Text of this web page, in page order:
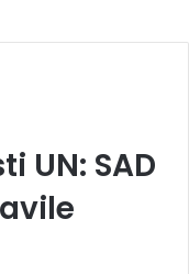
UN: SAD